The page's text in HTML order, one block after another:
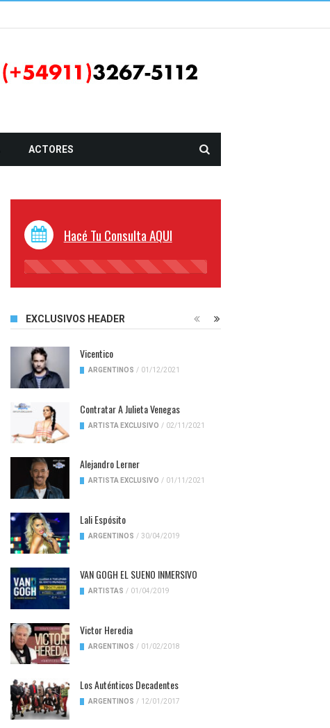
ACTORES
Hacé Tu Consulta AQUI
45%
EXCLUSIVOS HEADER
Vicentico
ARGENTINOS / 01/12/2021
Contratar A Julieta Venegas
ARTISTA EXCLUSIVO / 02/11/2021
Alejandro Lerner
ARTISTA EXCLUSIVO / 01/11/2021
Lali Espósito
ARGENTINOS / 30/04/2019
VAN GOGH EL SUENO INMERSIVO
ARTISTAS / 01/04/2019
Victor Heredia
ARGENTINOS / 01/02/2018
Los Auténticos Decadentes
ARGENTINOS / 12/01/2017